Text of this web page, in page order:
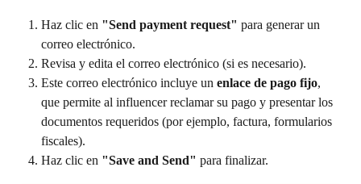
Haz clic en "Send payment request" para generar un
correo electrónico.
Revisa y edita el correo electrónico (si es necesario).
Este correo electrónico incluye un enlace de pago fijo,
que permite al influencer reclamar su pago y presentar los
documentos requeridos (por ejemplo, factura, formularios
fiscales).
Haz clic en "Save and Send" para finalizar.